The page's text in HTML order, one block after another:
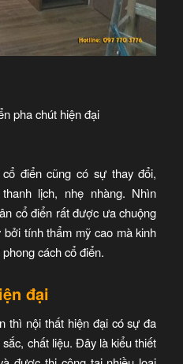
pha chút hiện đại
điển cũng có sự thay đổi,
lịch, nhẹ nhàng. Nhìn
cổ điển rất được ưa chuộng
tính thẩm mỹ cao mà kinh
cách cổ điển.
đại
thì nội thất hiện đại có sự đa
chất liệu. Đây là kiểu thiết